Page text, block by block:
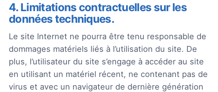
4. Limitations contractuelles sur les
données techniques.
Le site Internet ne pourra être tenu responsable de
dommages matériels liés à l’utilisation du site. De
plus, l’utilisateur du site s’engage à accéder au site
en utilisant un matériel récent, ne contenant pas de
virus et avec un navigateur de dernière génération